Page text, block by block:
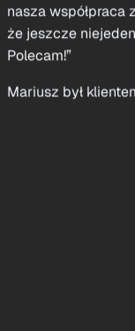
Mariusz był